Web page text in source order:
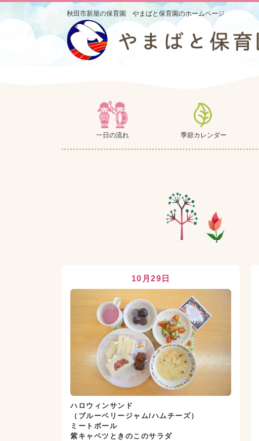
秋田市新屋の保育園 やまばと保育園のホームページ
一日の流れ 季節カレンダー
10月29日
ハロウィンサンド
（ブルーベリージャム/ハムチーズ）
ミートボール
紫キャベツときのこのサラダ